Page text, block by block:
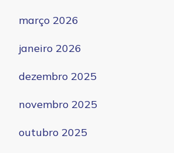
março 2026
janeiro 2026
dezembro 2025
novembro 2025
outubro 2025